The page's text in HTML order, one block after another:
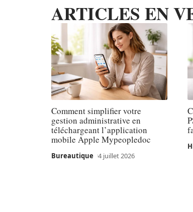
ARTICLES EN
Comment simplifier votre
gestion administrative en
téléchargeant l’application
mobile Apple Mypeopledoc
Bureautique 4 juillet 2026